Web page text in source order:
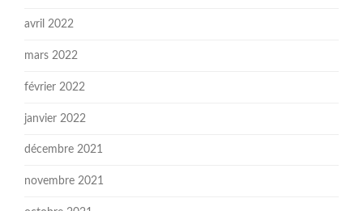
avril 2022
mars 2022
février 2022
janvier 2022
décembre 2021
novembre 2021